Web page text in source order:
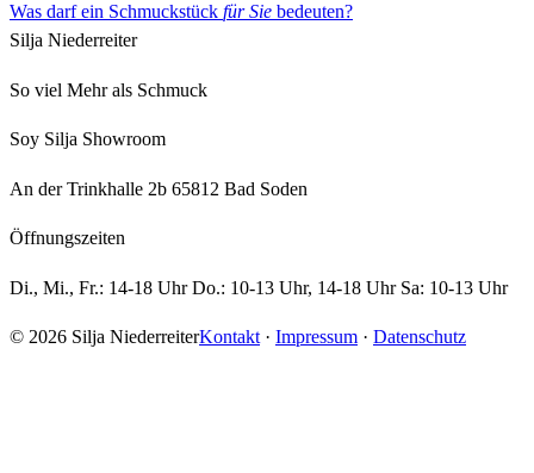
Was darf ein Schmuckstück für Sie bedeuten?
Silja Niederreiter
So viel Mehr als Schmuck
Soy Silja Showroom
An der Trinkhalle 2b 65812 Bad Soden
Öffnungszeiten
Di., Mi., Fr.: 14-18 Uhr Do.: 10-13 Uhr, 14-18 Uhr Sa: 10-13 Uhr
© 2026 Silja NiederreiterKontakt · Impressum · Datenschutz